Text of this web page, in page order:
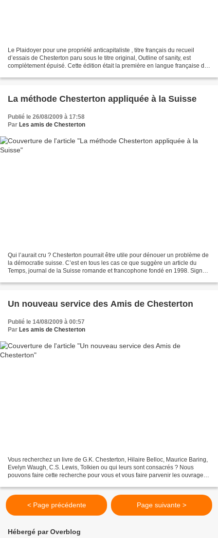
Le Plaidoyer pour une propriété anticapitaliste , titre français du recueil
d’essais de Chesterton paru sous le titre original, Outline of sanity, est
complètement épuisé. Cette édition était la première en langue française de
La méthode Chesterton appliquée à la Suisse
Publié le 26/08/2009 à 17:58
Par Les amis de Chesterton
Qui l’aurait cru ? Chesterton pourrait être utile pour dénouer un problème de
la démocratie suisse. C’est en tous les cas ce que suggère un article du
Temps, journal de la Suisse romande et francophone fondé en 1998. Signé
Un nouveau service des Amis de Chesterton
Publié le 14/08/2009 à 00:57
Par Les amis de Chesterton
Vous recherchez un livre de G.K. Chesterton, Hilaire Belloc, Maurice Baring,
Evelyn Waugh, C.S. Lewis, Tolkien ou qui leurs sont consacrés ? Nous
pouvons faire cette recherche pour vous et vous faire parvenir les ouvrages
< Page précédente Page suivante >
Hébergé par Overblog